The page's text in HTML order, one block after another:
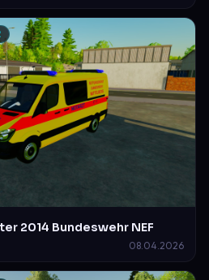
2014 Bundeswehr NEF
08.04.2026